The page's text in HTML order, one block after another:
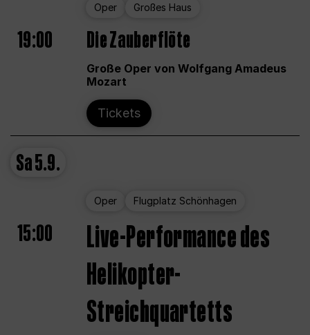
Oper Großes Haus
19:00 Die Zauberflöte
Große Oper von Wolfgang Amadeus
Mozart
Tickets
Sa5.9.
Oper Flugplatz Schönhagen
15:00
Live-Performance des
Helikopter-
Streichquartetts